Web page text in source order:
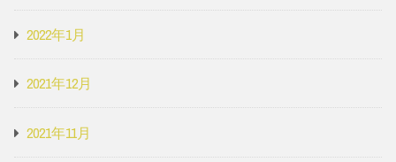
2022年1月
2021年12月
2021年11月